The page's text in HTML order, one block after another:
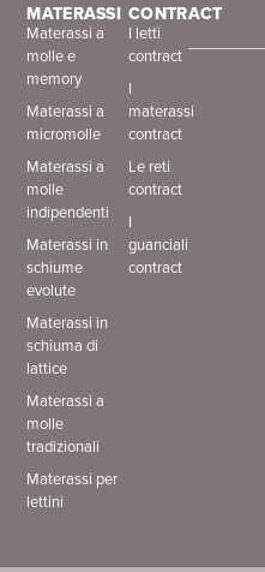
MATERASSI
Materassi a
molle e
memory
Materassi a
micromolle
Materassi a
molle
indipendenti
Materassi in
schiume
evolute
Materassi in
schiuma di
lattice
Materassi a
molle
tradizionali
Materassi per
lettini
CONTRACT
I letti
contract
I
materassi
contract
Le reti
contract
I
guanciali
contract